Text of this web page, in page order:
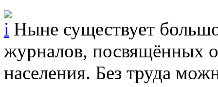
Ныне существует
журналов, посвящённых
населения. Без труда